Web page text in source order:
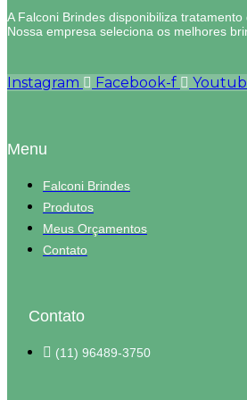
A Falconi Brindes disponibiliza
Nossa empresa seleciona os melhores
Instagram Facebook-f
Menu
Falconi Brindes
Produtos
Meus Orçamentos
Contato
Contato
(11) 96489-3750